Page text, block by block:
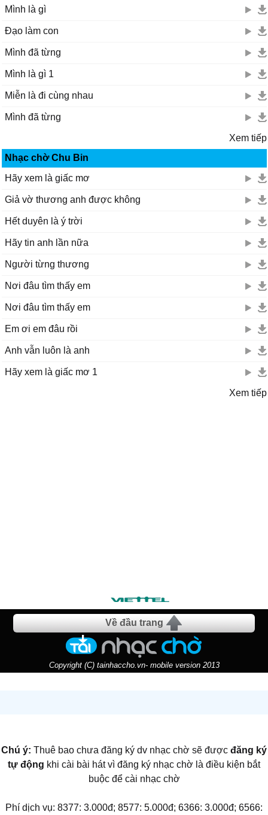
Mình là gì
Đạo làm con
Mình đã từng
Mình là gì 1
Miễn là đi cùng nhau
Mình đã từng
Xem tiếp
Nhạc chờ Chu Bin
Hãy xem là giấc mơ
Giả vờ thương anh được không
Hết duyên là ý trời
Hãy tin anh lần nữa
Người từng thương
Nơi đâu tìm thấy em
Nơi đâu tìm thấy em
Em ơi em đâu rồi
Anh vẫn luôn là anh
Hãy xem là giấc mơ 1
Xem tiếp
Về đầu trang
Copyright (C) tainhaccho.vn- mobile version 2013
Chú ý: Thuê bao chưa đăng ký dv nhạc chờ sẽ được đăng ký
tự động khi cài bài hát vì đăng ký nhạc chờ là điều kiện bắt
buộc để cài nhạc chờ
Phí dịch vụ: 8377: 3.000đ; 8577: 5.000đ; 6366: 3.000đ; 6566: